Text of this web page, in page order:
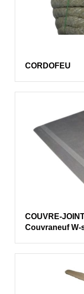
CORDOFEU
COUVRE-
Couvraneuf W-